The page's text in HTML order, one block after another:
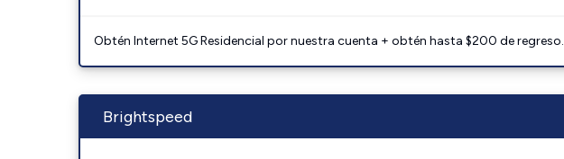
Obtén Internet 5G Residencial por nuestra cuenta + obtén hasta $200 de regreso.
Brightspeed